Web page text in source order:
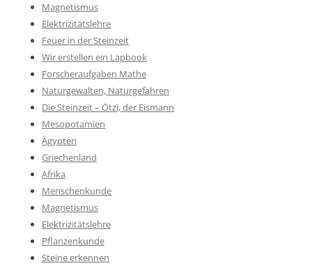
Magnetismus
Elektrizitätslehre
Feuer in der Steinzeit
Wir erstellen ein Lapbook
Forscheraufgaben Mathe
Naturgewalten, Naturgefahren
Die Steinzeit – Ötzi, der Eismann
Mesopotamien
Ägypten
Griechenland
Afrika
Menschenkunde
Magnetismus
Elektrizitätslehre
Pflanzenkunde
Steine erkennen